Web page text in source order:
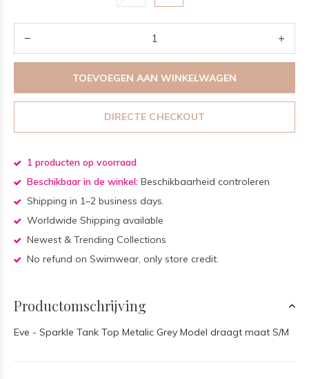
TOEVOEGEN AAN WINKELWAGEN
DIRECTE CHECKOUT
1 producten op voorraad
Beschikbaar in de winkel: Beschikbaarheid controleren
Shipping in 1–2 business days.
Worldwide Shipping available
Newest & Trending Collections
No refund on Swimwear, only store credit.
Productomschrijving
Eve - Sparkle Tank Top Metalic Grey Model draagt maat S/M